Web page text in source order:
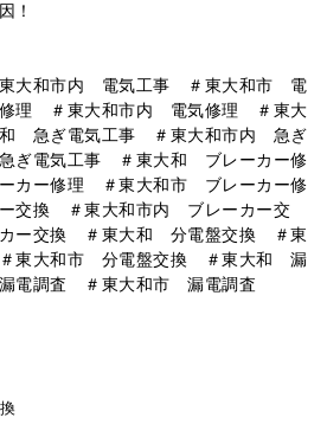
！
大和市内 電気工事 ＃東大和市 電
理 ＃東大和市内 電気修理 ＃東大
急ぎ電気工事 ＃東大和市内 急ぎ
ぎ電気工事 ＃東大和 ブレーカー修
カー修理 ＃東大和市 ブレーカー修
交換 ＃東大和市内 ブレーカー交
ー交換 ＃東大和 分電盤交換 ＃東
東大和市 分電盤交換 ＃東大和 漏
電調査 ＃東大和市 漏電調査